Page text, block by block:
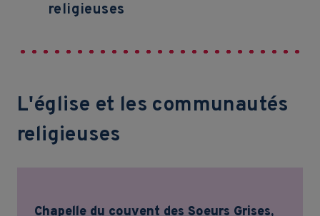
religieuses
L'église et les communautés
religieuses
Chapelle du couvent des Soeurs Grises,